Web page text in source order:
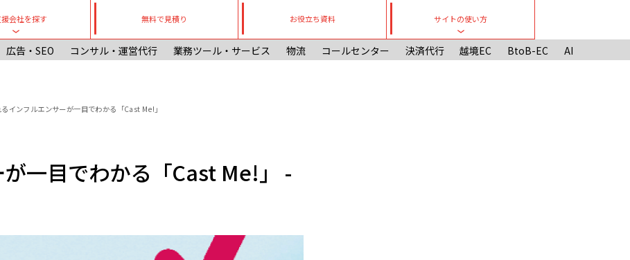
援会社を探す
Toggle submenu
無料で見積り お役立ち資料
サイトの使い方
Toggle submenu
広告・SEO コンサル・運営代行 業務ツール・サービス 物流 コールセンター 決済代行 越境EC BtoB-EC AI
インフルエンサーが一目でわかる「Cast Me!」
一目でわかる「Cast Me!」 -